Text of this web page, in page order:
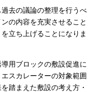
去の議論の整理を行うべ
の内容を充実させること
立ち上げることになりま
用ブロックの敷設促進に
スカレーターの対象範囲
踏まえた敷設の考え方・